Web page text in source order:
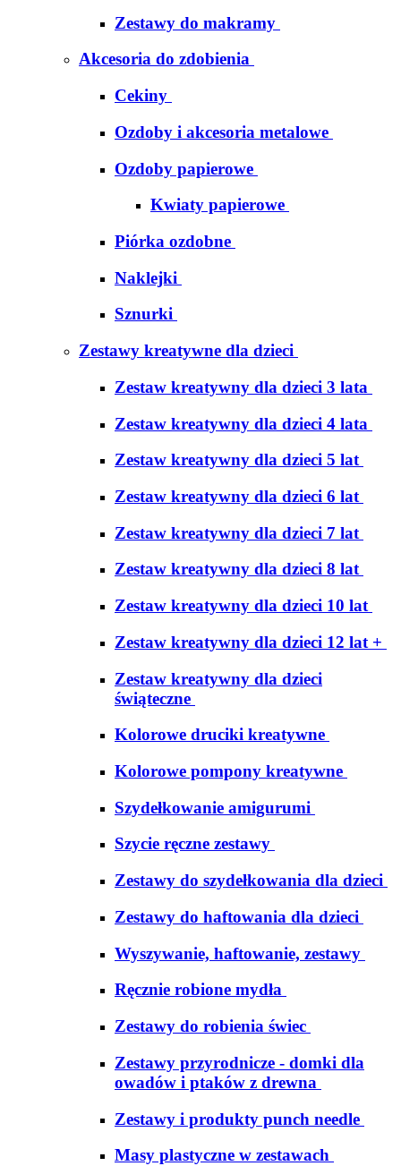
Zestawy do makramy
Akcesoria do zdobienia
Cekiny
Ozdoby i akcesoria metalowe
Ozdoby papierowe
Kwiaty papierowe
Piórka ozdobne
Naklejki
Sznurki
Zestawy kreatywne dla dzieci
Zestaw kreatywny dla dzieci 3 lata
Zestaw kreatywny dla dzieci 4 lata
Zestaw kreatywny dla dzieci 5 lat
Zestaw kreatywny dla dzieci 6 lat
Zestaw kreatywny dla dzieci 7 lat
Zestaw kreatywny dla dzieci 8 lat
Zestaw kreatywny dla dzieci 10 lat
Zestaw kreatywny dla dzieci 12 lat +
Zestaw kreatywny dla dzieci
świąteczne
Kolorowe druciki kreatywne
Kolorowe pompony kreatywne
Szydełkowanie amigurumi
Szycie ręczne zestawy
Zestawy do szydełkowania dla dzieci
Zestawy do haftowania dla dzieci
Wyszywanie, haftowanie, zestawy
Ręcznie robione mydła
Zestawy do robienia świec
Zestawy przyrodnicze - domki dla
owadów i ptaków z drewna
Zestawy i produkty punch needle
Masy plastyczne w zestawach